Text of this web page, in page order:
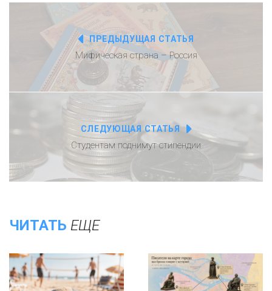
ПРЕДЫДУЩАЯ СТАТЬЯ
Мифическая страна – Россия
СЛЕДУЮЩАЯ СТАТЬЯ
Студентам поднимут стипендии
ЧИТАТЬ ЕЩЕ